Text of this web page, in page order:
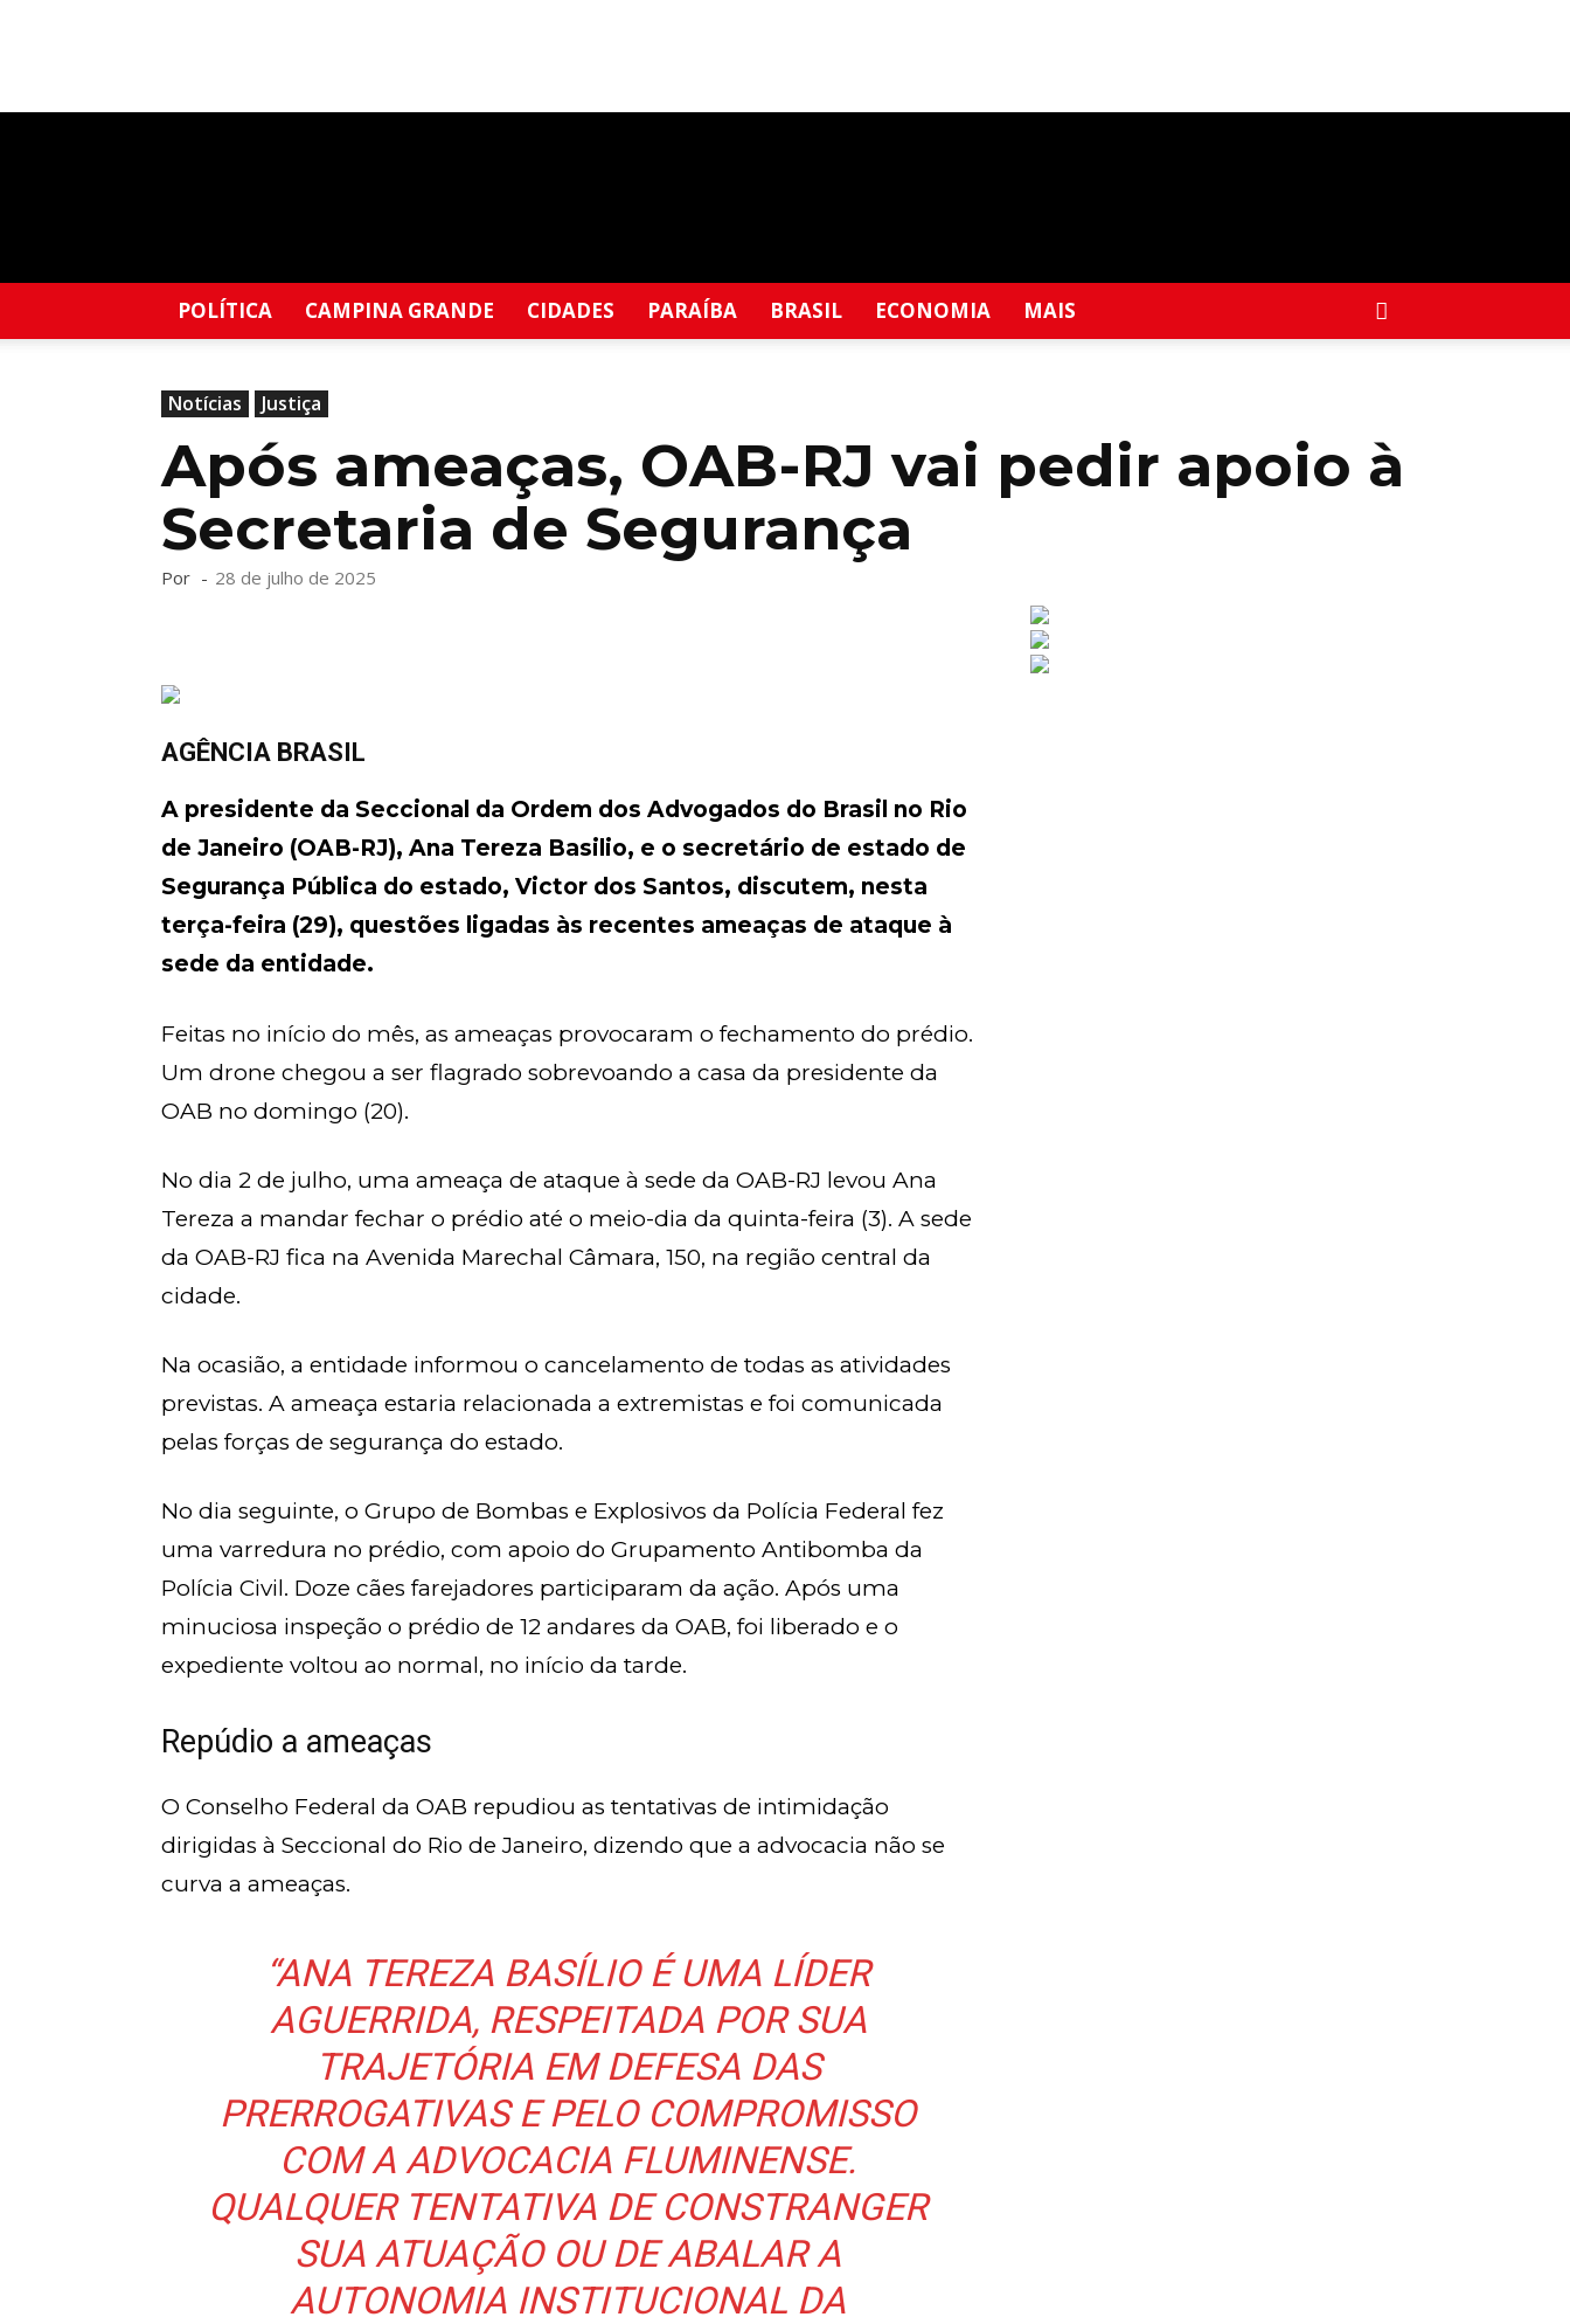
POLÍTICA CAMPINA GRANDE CIDADES PARAÍBA BRASIL ECONOMIA MAIS
Notícias Justiça
Após ameaças, OAB-RJ vai pedir apoio à
Secretaria de Segurança
Por - 28 de julho de 2025
AGÊNCIA BRASIL
A presidente da Seccional da Ordem dos Advogados do Brasil no Rio
de Janeiro (OAB-RJ), Ana Tereza Basilio, e o secretário de estado de
Segurança Pública do estado, Victor dos Santos, discutem, nesta
terça-feira (29), questões ligadas às recentes ameaças de ataque à
sede da entidade.
Feitas no início do mês, as ameaças provocaram o fechamento do prédio.
Um drone chegou a ser flagrado sobrevoando a casa da presidente da
OAB no domingo (20).
No dia 2 de julho, uma ameaça de ataque à sede da OAB-RJ levou Ana
Tereza a mandar fechar o prédio até o meio-dia da quinta-feira (3). A sede
da OAB-RJ fica na Avenida Marechal Câmara, 150, na região central da
cidade.
Na ocasião, a entidade informou o cancelamento de todas as atividades
previstas. A ameaça estaria relacionada a extremistas e foi comunicada
pelas forças de segurança do estado.
No dia seguinte, o Grupo de Bombas e Explosivos da Polícia Federal fez
uma varredura no prédio, com apoio do Grupamento Antibomba da
Polícia Civil. Doze cães farejadores participaram da ação. Após uma
minuciosa inspeção o prédio de 12 andares da OAB, foi liberado e o
expediente voltou ao normal, no início da tarde.
Repúdio a ameaças
O Conselho Federal da OAB repudiou as tentativas de intimidação
dirigidas à Seccional do Rio de Janeiro, dizendo que a advocacia não se
curva a ameaças.
“ANA TEREZA BASÍLIO É UMA LÍDER
AGUERRIDA, RESPEITADA POR SUA
TRAJETÓRIA EM DEFESA DAS
PRERROGATIVAS E PELO COMPROMISSO
COM A ADVOCACIA FLUMINENSE.
QUALQUER TENTATIVA DE CONSTRANGER
SUA ATUAÇÃO OU DE ABALAR A
AUTONOMIA INSTITUCIONAL DA